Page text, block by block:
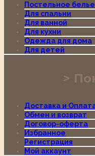
Постельное белье
Для спальни
Для ванной
Для кухни
Одежда для дома
Для детей
Доставка и
Обмен и возврат
Договор-оферта
Избранное
Регистрация
Мой аккаунт